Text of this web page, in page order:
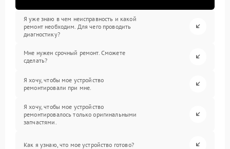
Я уже знаю в чем неисправность и какой
ремонт необходим. Для чего проводить
диагностику?
Мне нужен срочный ремонт. Сможете
сделать?
Я хочу, чтобы мое устройство
ремонтировали при мне.
Я хочу, чтобы мое устройство
ремонтировалось только оригинальными
запчастями.
Как я узнаю, что мое устройство готово?